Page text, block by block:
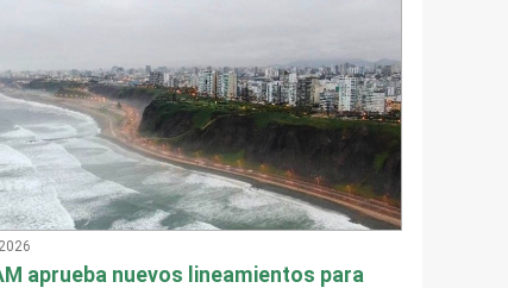
aprueba nuevos lineamientos para